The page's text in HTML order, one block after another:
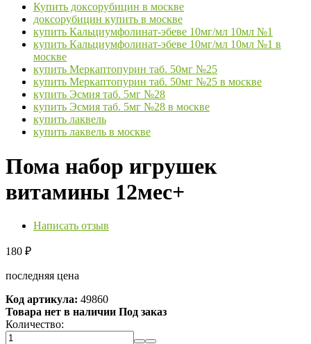
Купить доксорубицин в москве
доксорубицин купить в москве
купить Кальциумфолинат-эбеве 10мг/мл 10мл №1
купить Кальциумфолинат-эбеве 10мг/мл 10мл №1 в
москве
купить Меркаптопурин таб. 50мг №25
купить Меркаптопурин таб. 50мг №25 в москве
купить Эсмия таб. 5мг №28
купить Эсмия таб. 5мг №28 в москве
купить лаквель
купить лаквель в москве
Пома набор игрушек
витамины 12мес+
Написать отзыв
180 ₽
последняя цена
Код артикула: 49860
Товара нет в наличии Под заказ
Количество: